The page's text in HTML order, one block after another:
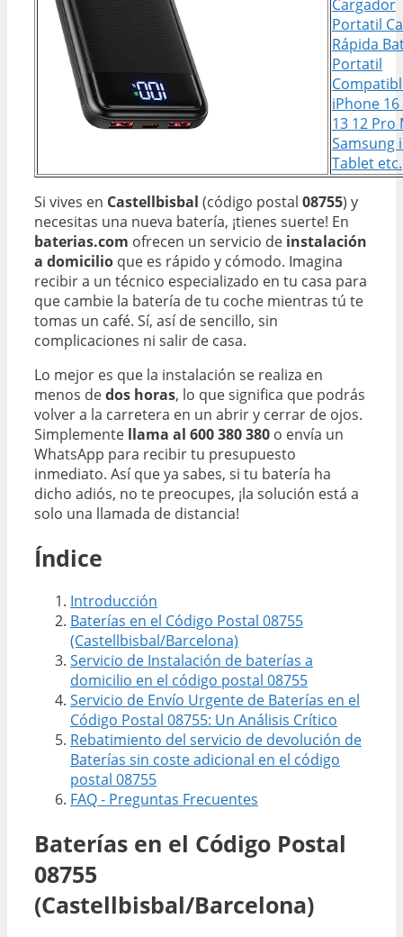
Cargador
Portatil
Rápida
Portatil
iPhone 16
13 12 Pro
Samsung
Tablet etc.
Si vives en Castellbisbal (código postal 08755) y
necesitas una nueva batería, ¡tienes suerte! En
baterias.com ofrecen un servicio de instalación
a domicilio que es rápido y cómodo. Imagina
recibir a un técnico especializado en tu casa para
que cambie la batería de tu coche mientras tú te
tomas un café. Sí, así de sencillo, sin
complicaciones ni salir de casa.
Lo mejor es que la instalación se realiza en
menos dedos horas, lo que significa que podrás
volver a la carretera en un abrir y cerrar de ojos.
Simplemente llama al 600 380 380 o envía un
WhatsApp para recibir tu presupuesto
inmediato. Así que ya sabes, si tu batería ha
dicho adiós, no te preocupes, ¡la solución está a
solo una llamada de distancia!
Índice
Introducción
Baterías en el Código Postal 08755
(Castellbisbal/Barcelona)
Servicio de Instalación de baterías a
domicilio en el código postal 08755
Servicio de Envío Urgente de Baterías en el
Código Postal 08755: Un Análisis Crítico
Rebatimiento del servicio de devolución de
Baterías sin coste adicional en el código
postal 08755
FAQ - Preguntas Frecuentes
Baterías en el Código Postal
08755
(Castellbisbal/Barcelona)